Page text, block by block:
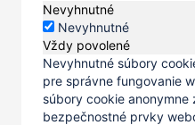
Nevyhnutné
Nevyhnutné
Vždy povolené
Nevyhnutné súbory
pre správne fungovanie
súbory cookie
bezpečnostné prvky